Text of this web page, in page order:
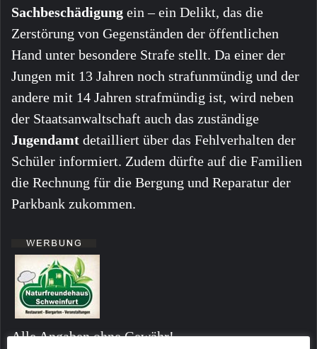
Sachbeschädigung ein – ein Delikt, das die
Zerstörung von Gegenständen der öffentlichen
Hand unter besondere Strafe stellt. Da einer der
Jungen mit 13 Jahren noch strafunmündig und der
andere mit 14 Jahren strafmündig ist, wird neben
der Staatsanwaltschaft auch das zuständige
Jugendamt detailliert über das Fehlverhalten der
Schüler informiert. Zudem dürfte auf die Familien
die Rechnung für die Bergung und Reparatur der
Parkbank zukommen.
Alle Angaben ohne Gewähr!